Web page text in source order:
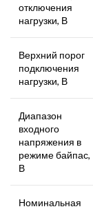
отключения
нагрузки, В
Верхний порог
подключения
нагрузки, В
Диапазон
входного
напряжения в
режиме байпас,
В
Номинальная